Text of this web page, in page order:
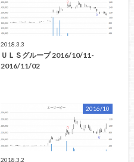
2018.3.3
ＵＬＳグループ 2016/10/11-
2016/11/02
2016/10
2018.3.2